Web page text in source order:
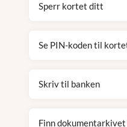
Sperr kortet ditt
Se PIN-koden til
Skriv til banken
Finn